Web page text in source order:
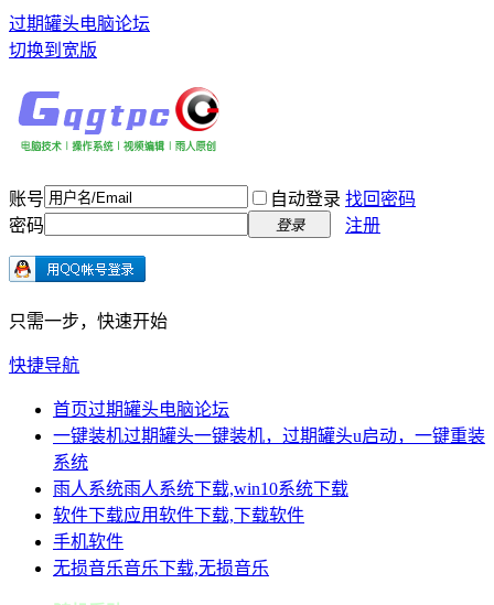
过期罐头电脑论坛
切换到宽版
账号 自动登录 找回密码
密码
登录 注册
只需一步，快速开始
快捷导航
首页过期罐头电脑论坛
一键装机过期罐头一键装机，过期罐头u启动，一键重装
系统
雨人系统雨人系统下载,win10系统下载
软件下载应用软件下载,下载软件
手机软件
无损音乐音乐下载,无损音乐